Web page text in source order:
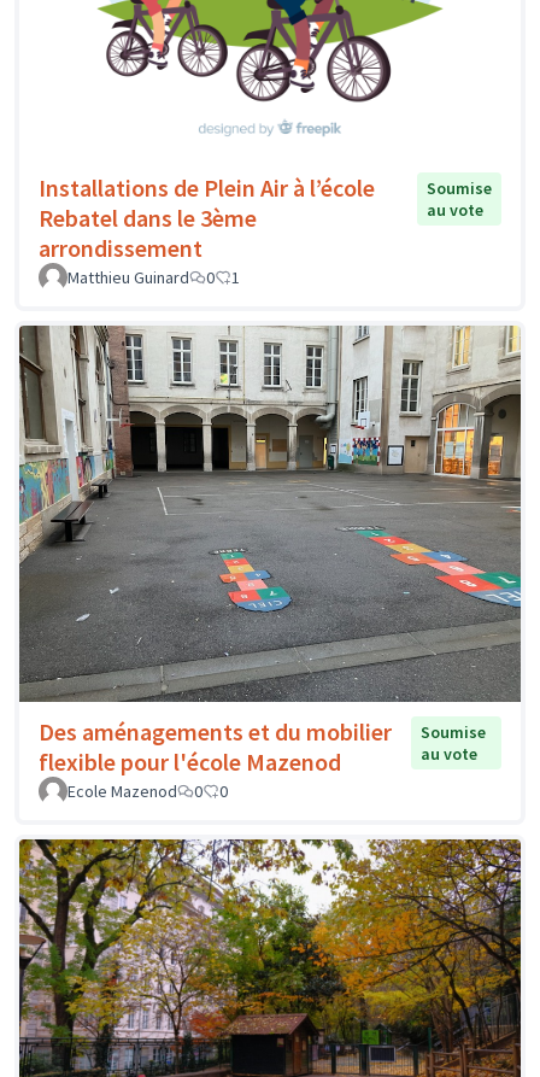
Installations de Plein Air à l’école
Rebatel dans le 3ème
arrondissement
Soumise
au vote
Matthieu Guinard 0 1
Des aménagements et du mobilier
flexible pour l'école Mazenod
Soumise
au vote
Ecole Mazenod
0 0